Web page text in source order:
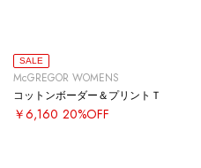
SALE
McGREGOR WOMENS
コットンボーダー＆プリントＴ
￥6,160 20%OFF